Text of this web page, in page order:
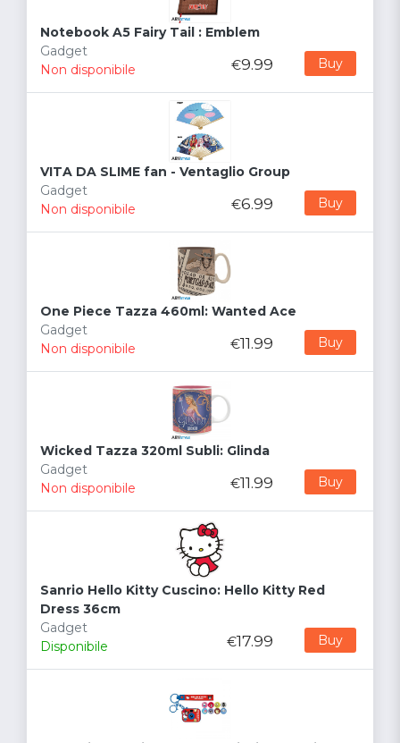
Notebook A5 Fairy Tail : Emblem
Gadget
Non disponibile
€9.99 Buy
VITA DA SLIME fan - Ventaglio Group
Gadget
Non disponibile
€6.99 Buy
One Piece Tazza 460ml: Wanted Ace
Gadget
Non disponibile
€11.99 Buy
Wicked Tazza 320ml Subli: Glinda
Gadget
Non disponibile
€11.99 Buy
Sanrio Hello Kitty Cuscino: Hello Kitty Red
Dress 36cm
Gadget
Disponibile
€17.99 Buy